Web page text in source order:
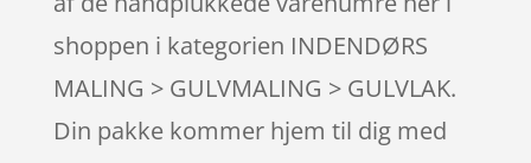
shoppen i kategorien INDENDØRS
MALING > GULVMALING > GULVLAK.
Din pakke kommer hjem til dig med